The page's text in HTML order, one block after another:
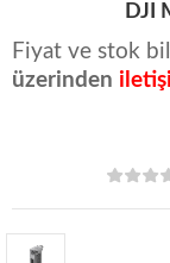
DJI
Fiyat ve stok
üzerinden